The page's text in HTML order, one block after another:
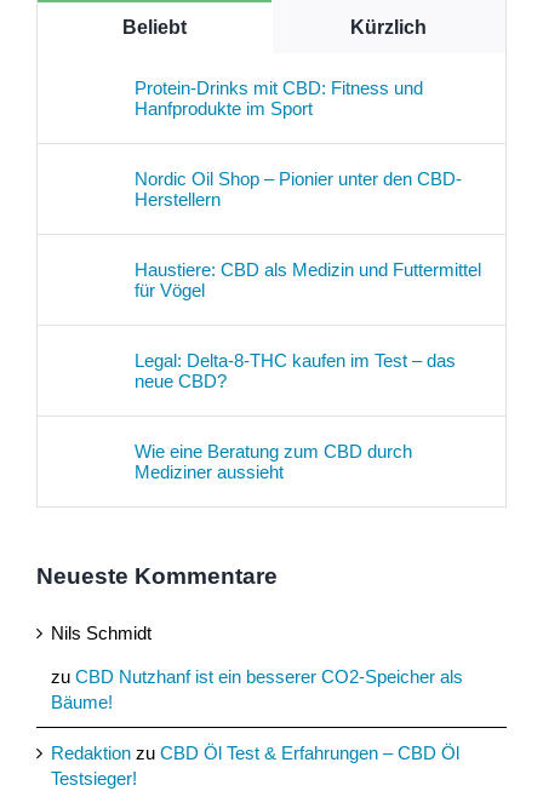
Beliebt Kürzlich
Protein-Drinks mit CBD: Fitness und
Hanfprodukte im Sport
Nordic Oil Shop – Pionier unter den CBD-
Herstellern
Haustiere: CBD als Medizin und Futtermittel
für Vögel
Legal: Delta-8-THC kaufen im Test – das
neue CBD?
Wie eine Beratung zum CBD durch
Mediziner aussieht
Neueste Kommentare
Nils Schmidt
zu CBD Nutzhanf ist ein besserer CO2-Speicher als
Bäume!
Redaktion zu CBD Öl Test & Erfahrungen – CBD Öl
Testsieger!